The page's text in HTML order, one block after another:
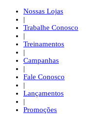
Nossas Lojas
|
Trabalhe Conosco
|
Treinamentos
|
Campanhas
|
Fale Conosco
|
Lançamentos
|
Promoções